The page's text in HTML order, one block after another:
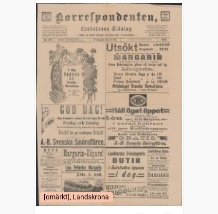
[omärkt], Landskrona